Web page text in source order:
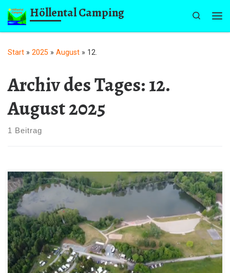
Zum Inhalt springen
Höllental Camping
Search
Start » 2025 » August » 12.
Archiv des Tages:12.
August 2025
1 Beitrag
Vielen Dank an die Familie Schäffler, welche uns dieses Video zur
Verfügung gestellt hat.